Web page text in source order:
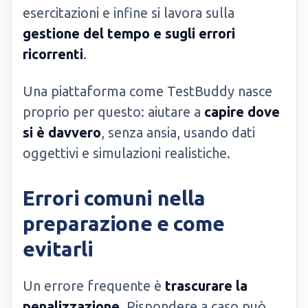
esercitazioni e infine si lavora sulla
gestione del tempo e sugli errori
ricorrenti.
Una piattaforma come TestBuddy nasce
proprio per questo: aiutare a capire dove
si è davvero, senza ansia, usando dati
oggettivi e simulazioni realistiche.
Errori comuni nella
preparazione e come
evitarli
Un errore frequente è trascurare la